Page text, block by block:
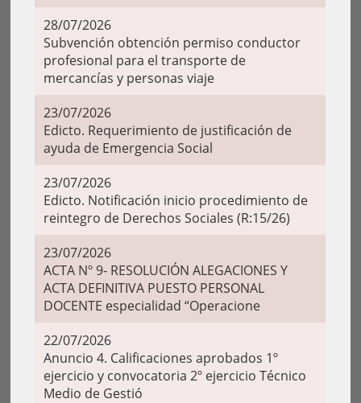
28/07/2026
Subvención obtención permiso conductor
profesional para el transporte de
mercancías y personas viaje
23/07/2026
Edicto. Requerimiento de justificación de
ayuda de Emergencia Social
23/07/2026
Edicto. Notificación inicio procedimiento de
reintegro de Derechos Sociales (R:15/26)
23/07/2026
ACTA Nº 9- RESOLUCIÓN ALEGACIONES Y
ACTA DEFINITIVA PUESTO PERSONAL
DOCENTE especialidad “Operacione
22/07/2026
Anuncio 4. Calificaciones aprobados 1º
ejercicio y convocatoria 2º ejercicio Técnico
Medio de Gestió